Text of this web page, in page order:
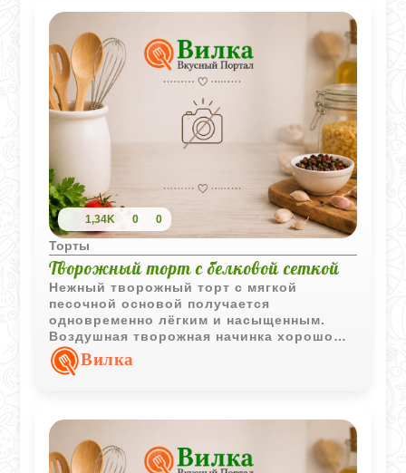
1,34K 0 0
Торты
Творожный торт с белковой сеткой
Нежный творожный торт с мягкой
песочной основой получается
одновременно лёгким и насыщенным.
Воздушная творожная начинка хорошо
сочетается с румяной белковой сеткой, а
сам десерт особенно вкусен после
Вилка